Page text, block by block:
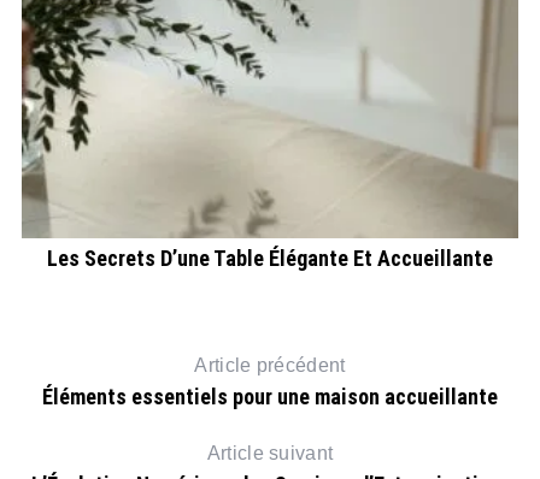
Les Secrets D’une Table Élégante Et Accueillante
Article précédent
Éléments essentiels pour une maison accueillante
Article suivant